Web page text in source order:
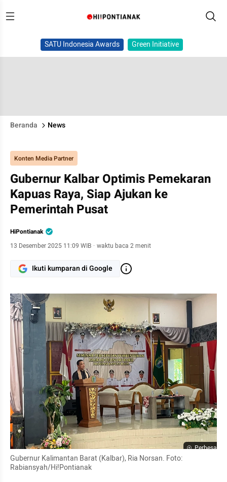
SATU Indonesia Awards Green Initiative
Beranda News
Konten Media Partner
Gubernur Kalbar Optimis Pemekaran
Kapuas Raya, Siap Ajukan ke
Pemerintah Pusat
HiPontianak
13 Desember 2025 11:09 WIB · waktu baca 2 menit
Ikuti kumparan di Google
Perbesar
Gubernur Kalimantan Barat (Kalbar), Ria Norsan. Foto:
Rabiansyah/Hi!Pontianak